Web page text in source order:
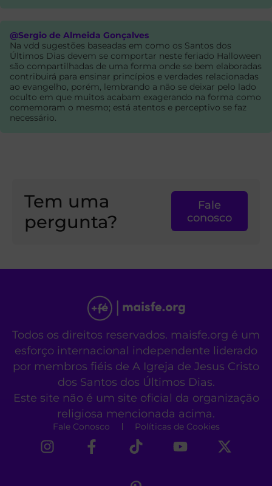
@Sergio de Almeida Gonçalves
Na vdd sugestões baseadas em como os Santos dos
Últimos Dias devem se comportar neste feriado Halloween
são compartilhadas de uma forma onde se bem elaboradas
contribuirá para ensinar princípios e verdades relacionadas
ao evangelho, porém, lembrando a não se deixar pelo lado
oculto em que muitos acabam exagerando na forma como
comemoram o mesmo; está atentos e perceptivo se faz
necessário.
Tem uma
pergunta?
Fale
conosco
Todos os direitos reservados. maisfe.org é um
esforço internacional independente liderado
por membros fiéis de A Igreja de Jesus Cristo
dos Santos dos Últimos Dias.
Este site não é um site oficial da organização
religiosa mencionada acima.
Fale Conosco Políticas de Cookies